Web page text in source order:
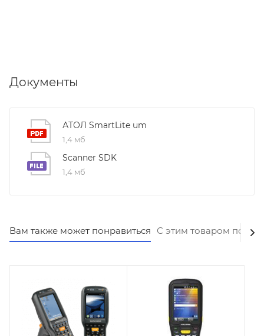
Документы
АТОЛ SmartLite um
1,4 мб
Scanner SDK
1,4 мб
Вам также может понравиться С этим товаром